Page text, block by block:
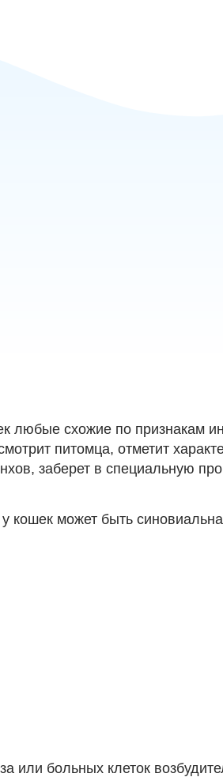
любые схожие по признакам
питомца, отметит
заберет в специальную
может быть
больных клеток